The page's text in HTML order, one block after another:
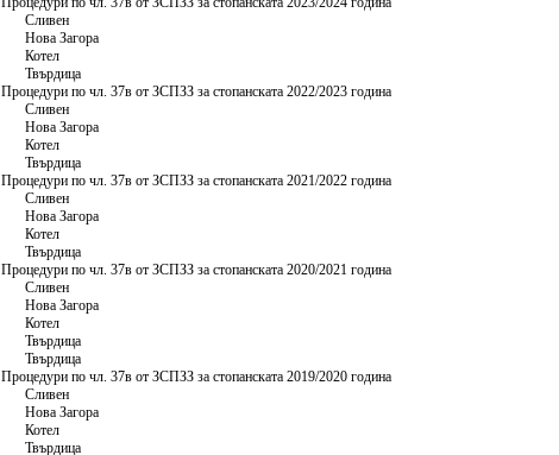
Сливен
Нова Загора
Котел
Твърдица
Процедури по чл. 37в от ЗСПЗЗ за стопанската 2022/2023 година
Сливен
Нова Загора
Котел
Твърдица
Процедури по чл. 37в от ЗСПЗЗ за стопанската 2021/2022 година
Сливен
Нова Загора
Котел
Твърдица
Процедури по чл. 37в от ЗСПЗЗ за стопанската 2020/2021 година
Сливен
Нова Загора
Котел
Твърдица
Твърдица
Процедури по чл. 37в от ЗСПЗЗ за стопанската 2019/2020 година
Сливен
Нова Загора
Котел
Твърдица